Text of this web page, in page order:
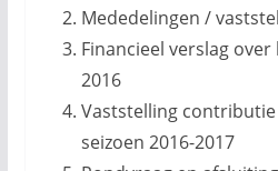
Mededelingen /
Financieel verslag over
2016
Vaststelling
seizoen 2016-2017